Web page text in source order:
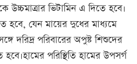
উচ্চমাত্রার ভিটামিন এ দিতে হবে।
হবে, যেন মায়ের দুধের মাধ্যমে
দরিদ্র পরিবারের অপুষ্ট শিশুদের
পরিস্থিতি হামের উপসর্গ